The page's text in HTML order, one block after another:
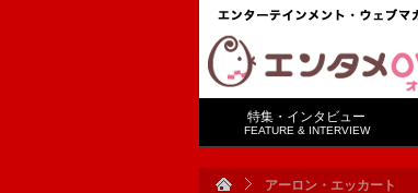
特集・インタビュー
FEATURE & INTERVIEW
アーロン・エッカート